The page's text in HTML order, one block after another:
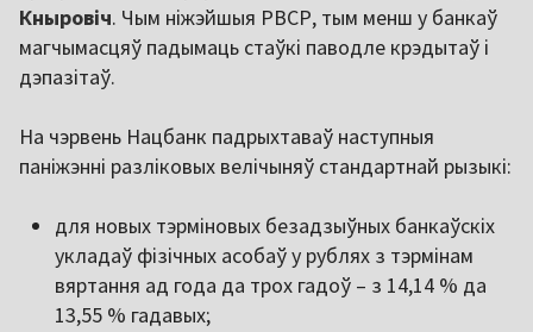
Кныровіч. Чым ніжэйшыя РВСР, тым менш у банкаў
магчымасцяў падымаць стаўкі паводле крэдытаў і
дэпазітаў.
На чэрвень Нацбанк падрыхтаваў наступныя
паніжэнні разліковых велічыняў стандартнай рызыкі:
для новых тэрміновых безадзыўных банкаўскіх
укладаў фізічных асобаў у рублях з тэрмінам
вяртання ад года да трох гадоў – з 14,14 % да
13,55 % гадавых;